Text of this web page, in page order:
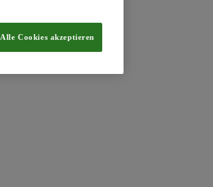
Alle Cookies akzeptieren